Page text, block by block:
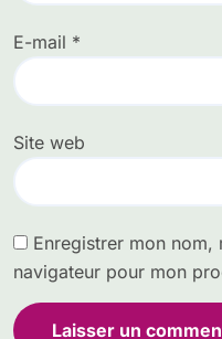
E-mail *
Site web
Enregistrer mon
navigateur pour mon